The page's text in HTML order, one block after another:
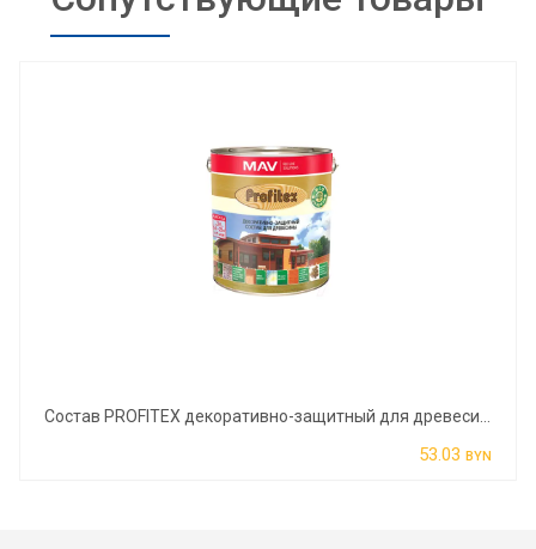
Состав PROFITEX декоративно-защитный для древесины дуб 3л (2,2кг)
53.03 BYN